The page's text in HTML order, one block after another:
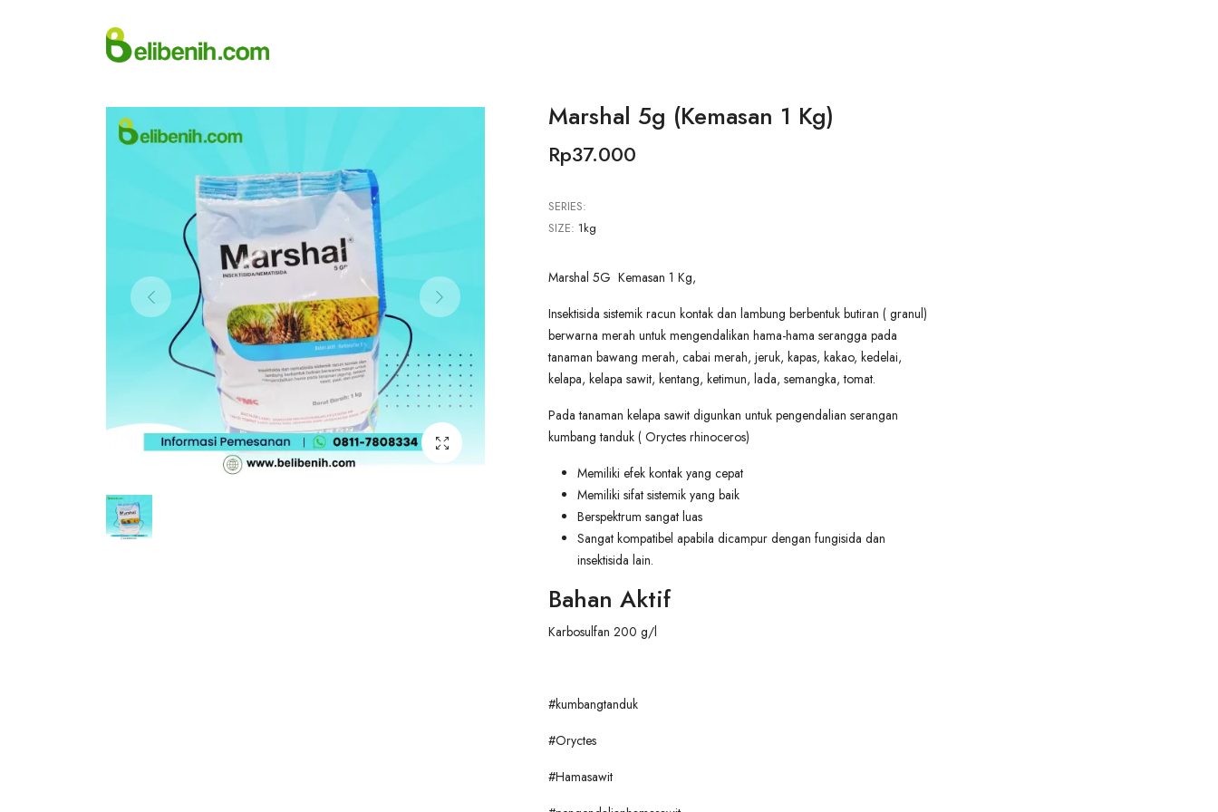
Marshal 5g (Kemasan 1 Kg)
Rp37.000
SERIES:
SIZE: 1kg
Marshal 5G Kemasan 1 Kg,
Insektisida sistemik racun kontak dan lambung berbentuk butiran ( granul)
berwarna merah untuk mengendalikan hama-hama serangga pada
tanaman bawang merah, cabai merah, jeruk, kapas, kakao, kedelai,
kelapa, kelapa sawit, kentang, ketimun, lada, semangka, tomat.
Pada tanaman kelapa sawit digunkan untuk pengendalian serangan
kumbang tanduk ( Oryctes rhinoceros)
Memiliki efek kontak yang cepat
Memiliki sifat sistemik yang baik
Berspektrum sangat luas
Sangat kompatibel apabila dicampur dengan fungisida dan
insektisida lain.
Bahan Aktif
Karbosulfan 200 g/l
#kumbangtanduk
#Oryctes
#Hamasawit